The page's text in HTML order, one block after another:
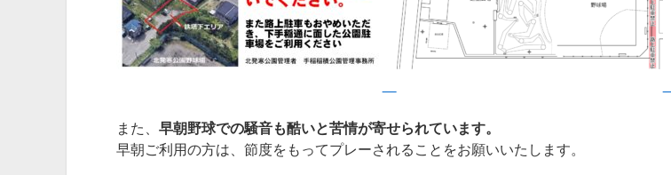
また、 早朝野球での騒音も酷いと苦情が寄せられています。
早朝ご利用の方は、節度をもってプレーされることをお願いいたします。